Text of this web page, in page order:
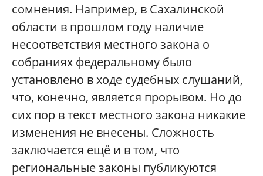
сомнения. Например, в Сахалинской
области в прошлом году наличие
несоответствия местного закона о
собраниях федеральному было
установлено в ходе судебных слушаний,
что, конечно, является прорывом. Но до
сих пор в текст местного закона никакие
изменения не внесены. Сложность
заключается ещё и в том, что
региональные законы публикуются